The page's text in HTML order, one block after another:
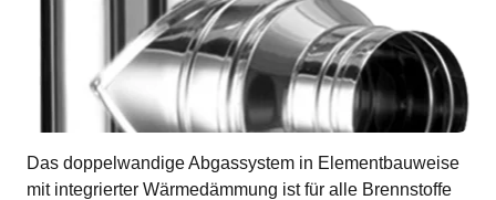
Das doppelwandige Abgassystem in Elementbauweise
mit integrierter Wärmedämmung ist für alle Brennstoffe